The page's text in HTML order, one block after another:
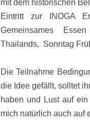
mit dem historischen
Eintritt zur INOGA
Gemeinsames
Thailands, Sonntag
Die Teilnahme
die Idee gefällt, solltet
haben und Lust auf
mich natürlich auch auf